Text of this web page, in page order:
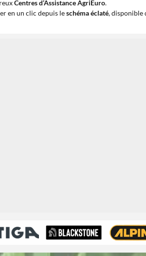
Centres d’Assistance AgriEuro.
en un clic depuis leschéma éclaté, disponible